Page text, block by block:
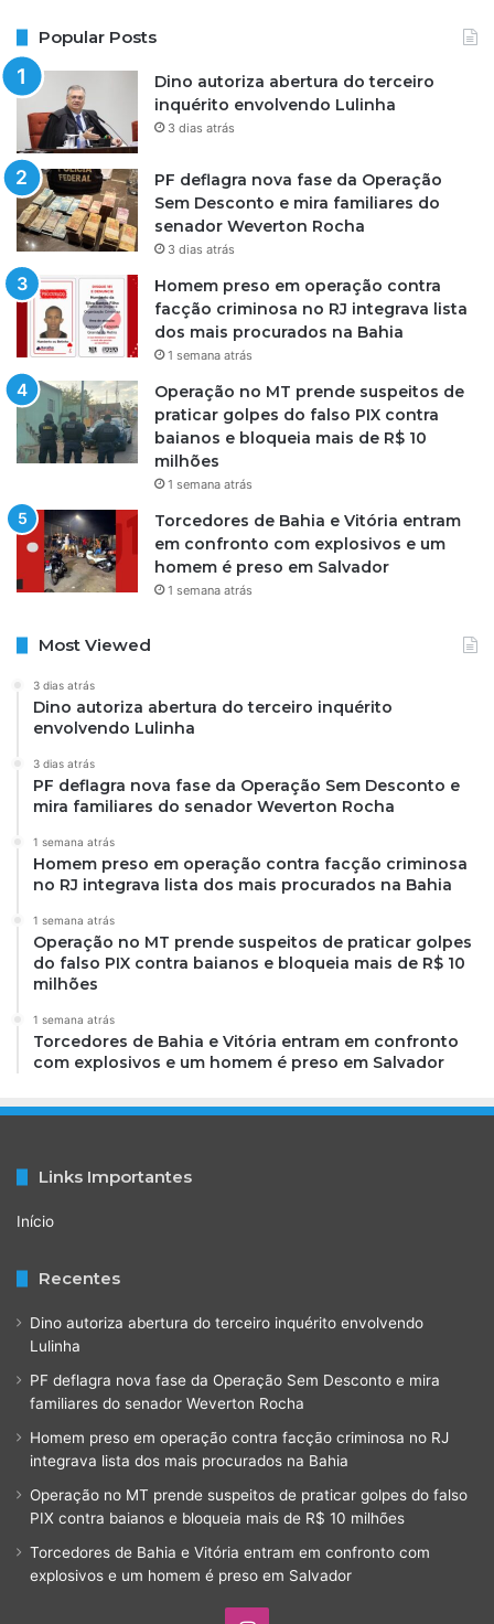
Popular Posts
Dino autoriza abertura do terceiro
inquérito envolvendo Lulinha
3 dias atrás
PF deflagra nova fase da Operação
Sem Desconto e mira familiares do
senador Weverton Rocha
3 dias atrás
Homem preso em operação contra
facção criminosa no RJ integrava lista
dos mais procurados na Bahia
1 semana atrás
Operação no MT prende suspeitos de
praticar golpes do falso PIX contra
baianos e bloqueia mais de R$ 10
milhões
1 semana atrás
Torcedores de Bahia e Vitória entram
em confronto com explosivos e um
homem é preso em Salvador
1 semana atrás
Most Viewed
3 dias atrás
Dino autoriza abertura do terceiro inquérito
envolvendo Lulinha
3 dias atrás
PF deflagra nova fase da Operação Sem Desconto e
mira familiares do senador Weverton Rocha
1 semana atrás
Homem preso em operação contra facção criminosa
no RJ integrava lista dos mais procurados na Bahia
1 semana atrás
Operação no MT prende suspeitos de praticar golpes
do falso PIX contra baianos e bloqueia mais de R$ 10
milhões
1 semana atrás
Torcedores de Bahia e Vitória entram em confronto
com explosivos e um homem é preso em Salvador
Links Importantes
Início
Recentes
Dino autoriza abertura do terceiro inquérito envolvendo
Lulinha
PF deflagra nova fase da Operação Sem Desconto e mira
familiares do senador Weverton Rocha
Homem preso em operação contra facção criminosa no RJ
integrava lista dos mais procurados na Bahia
Operação no MT prende suspeitos de praticar golpes do falso
PIX contra baianos e bloqueia mais de R$ 10 milhões
Torcedores de Bahia e Vitória entram em confronto com
explosivos e um homem é preso em Salvador